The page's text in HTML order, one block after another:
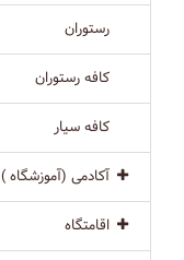
رستوران
کافه رستوران
کافه سیار
آکادمی (آموزشگاه )
اقامتگاه